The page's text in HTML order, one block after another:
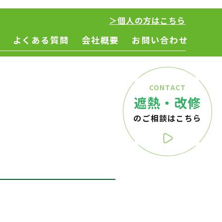
＞個人の方はこちら
よくある質問 会社概要 お問い合わせ
CONTACT
遮熱・改修
のご相談はこちら